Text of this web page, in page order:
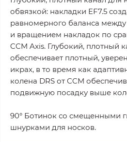
обвязкой: накладки EF7.5
равномерного баланса
и вращением накладок по
CCM Axis. Глубокий, плотный
обеспечивает плотный,
икрах, в то время как
колена DRS от CCM
подвижную посадку выше
90° Ботинок со смещенными
шнурками для носков.